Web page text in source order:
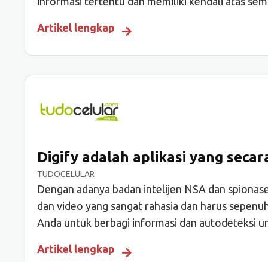
Artikel lengkap
Digify adalah aplikasi yang
TUDOCELULAR
Dengan adanya badan intelijen NSA dan
dan video yang sangat rahasia dan harus
Anda untuk berbagi informasi dan autodeteksi
Artikel lengkap